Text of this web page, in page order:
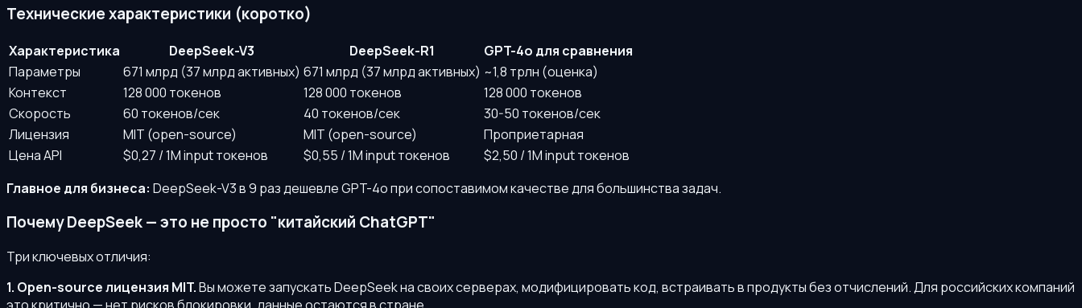
Технические характеристики (коротко)
Характеристика DeepSeek-V3 DeepSeek-R1
GPT-4o для сравнения
Параметры
671 млрд (37 млрд активных) 671 млрд (37 млрд активных) ~1,8 трлн (оценка)
Контекст
128 000 токенов 128 000 токенов
128 000 токенов
Скорость
60 токенов/сек 40 токенов/сек
30-50 токенов/сек
Лицензия
MIT (open-source) MIT (open-source)
Проприетарная
Цена API
$0,27 / 1M input токенов $0,55 / 1M input токенов
$2,50 / 1M input токенов
Главное для бизнеса: DeepSeek-V3 в 9 раз дешевле GPT-4o при сопоставимом качестве для большинства задач.
Почему DeepSeek — это не просто "китайский ChatGPT"
Три ключевых отличия:
1. Open-source лицензия MIT.Вы можете запускать DeepSeek на своих серверах, модифицировать код, встраивать в продукты без отчислений. Для российских компаний